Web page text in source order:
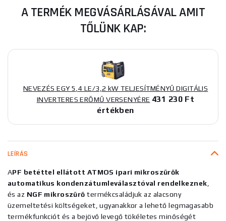
A TERMÉK MEGVÁSÁRLÁSÁVAL AMIT
TŐLÜNK KAP:
NEVEZÉS EGY 5,4 LE/3,2 kW TELJESÍTMÉNYŰ DIGITÁLIS
INVERTERES ERŐMŰ VERSENYÉRE 431 230 Ft
értékben
LEÍRÁS
APF betéttel ellátott ATMOS ipari mikroszűrők
automatikus kondenzátumleválasztóval rendelkeznek
és az NGF mikroszűrőtermékcsaládjuk az alacsony
üzemeltetési költségeket, ugyanakkor a lehető legmagasabb
termékfunkciót és a bejövő levegő tökéletes minőségét